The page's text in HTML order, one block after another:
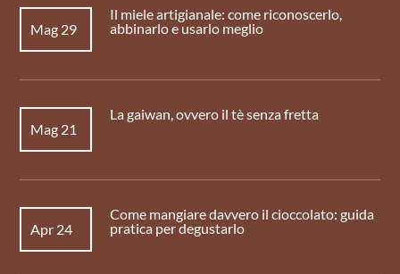
Il miele artigianale: come riconoscerlo,
abbinarlo e usarlo meglio
Mag 29
La gaiwan, ovvero il tè senza fretta
Mag 21
Come mangiare davvero il cioccolato: guida
pratica per degustarlo
Apr 24